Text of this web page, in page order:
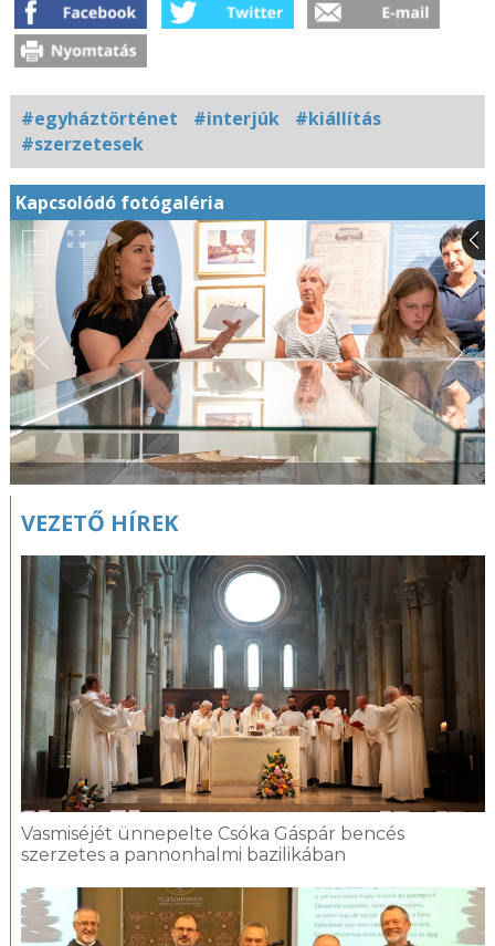
#egyháztörténet #interjúk
#kiállítás
#szerzetesek
Kapcsolódó fotógaléria
VEZETŐ HÍREK
Vasmiséjét ünnepelte Csóka Gáspár bencés
szerzetes a pannonhalmi bazilikában